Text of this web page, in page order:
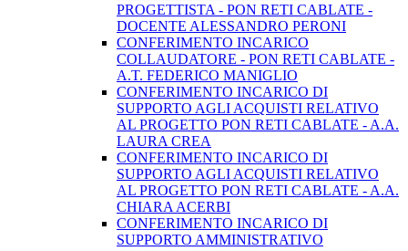
PROGETTISTA - PON RETI CABLATE -
DOCENTE ALESSANDRO PERONI
CONFERIMENTO INCARICO
COLLAUDATORE - PON RETI CABLATE -
A.T. FEDERICO MANIGLIO
CONFERIMENTO INCARICO DI
SUPPORTO AGLI ACQUISTI RELATIVO
AL PROGETTO PON RETI CABLATE - A.A.
LAURA CREA
CONFERIMENTO INCARICO DI
SUPPORTO AGLI ACQUISTI RELATIVO
AL PROGETTO PON RETI CABLATE - A.A.
CHIARA ACERBI
CONFERIMENTO INCARICO DI
SUPPORTO AMMINISTRATIVO